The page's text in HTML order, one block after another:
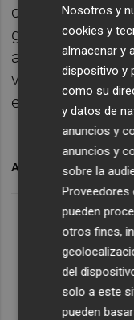
científica para
gestión que
actividad
vinculados al
entornos de
ARCHIVADO EN
Nosotros y
cookies y
almacenar y
dispositivo y
como su
y datos de
anuncios y
anuncios y
sobre la
Proveedores
pueden
otros fines,
del
solo a este
pueden